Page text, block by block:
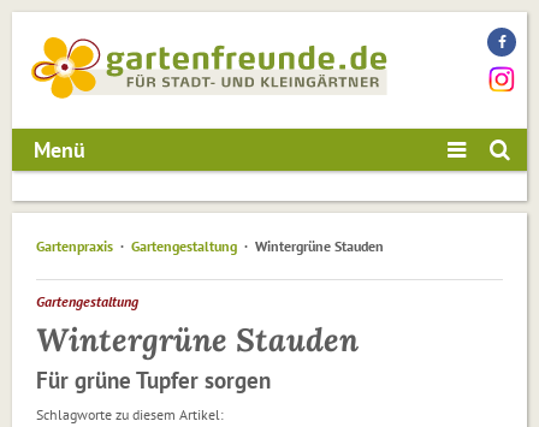
Menü
Gartenpraxis Gartengestaltung Wintergrüne Stauden
Gartengestaltung
Wintergrüne Stauden
Für grüne Tupfer sorgen
Schlagworte zu diesem Artikel: